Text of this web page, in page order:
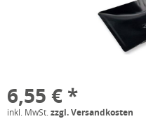
6,55 € *
inkl. MwSt.zzgl. Versandkosten